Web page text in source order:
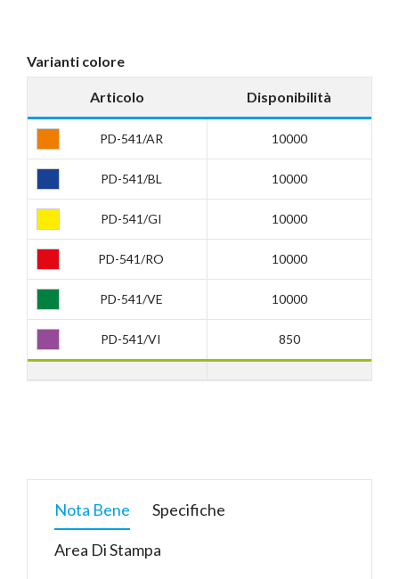
Varianti colore
Articolo Disponibilità
PD-541/AR 10000
PD-541/BL 10000
PD-541/GI 10000
PD-541/RO 10000
PD-541/VE 10000
PD-541/VI 850
Nota Bene Specifiche
Area Di Stampa